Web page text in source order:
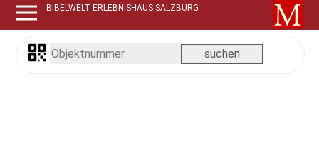
BIBELWELT ERLEBNISHAUS SALZBURG